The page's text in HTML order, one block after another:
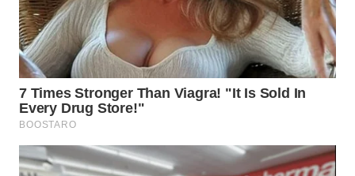
WN
KALTARA
WN
KALSEL
WN
KALTIM